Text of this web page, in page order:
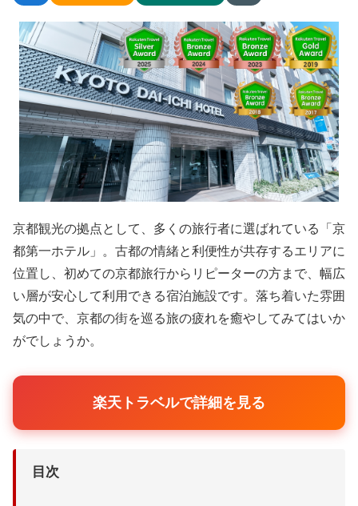
京都観光の拠点として、多くの旅行者に選ばれている「京
都第一ホテル」。古都の情緒と利便性が共存するエリアに
位置し、初めての京都旅行からリピーターの方まで、幅広
い層が安心して利用できる宿泊施設です。落ち着いた雰囲
気の中で、京都の街を巡る旅の疲れを癒やしてみてはいか
がでしょうか。
楽天トラベルで詳細を見る
目次